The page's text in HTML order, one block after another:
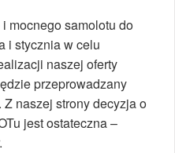
mocnego samolotu do
i stycznia w celu
naszej oferty
przeprowadzany
naszej strony decyzja o
jest ostateczna –